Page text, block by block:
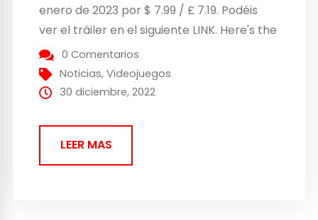
enero de 2023 por $ 7.99 / £ 7.19. Podéis
ver el tráiler en el siguiente LINK. Here's the
product page for Onion Assault, but I just
postponed the release date, so it'll be jan...
0 Comentarios
Noticias,Videojuegos
30 diciembre, 2022
LEER MAS